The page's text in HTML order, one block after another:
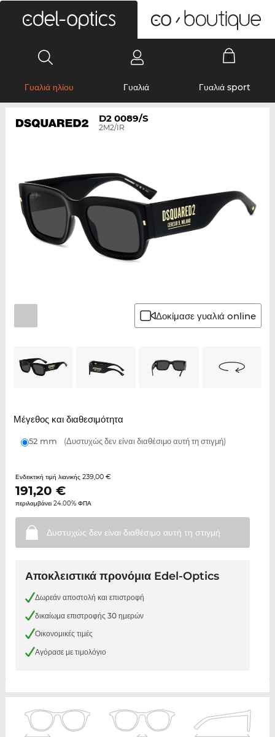
Γυαλιά ηλίου Γυαλιά Γυαλιά sport
D2 0089/S
2M2/IR
Δοκίμασε γυαλιά online
Μέγεθος και διαθεσιμότητα
52 mm (Δυστυχώς δεν είναι διαθέσιμο αυτή τη στιγμή)
Ενδεικτική τιμή λιανικής 239,00 €
191,20 €
περιλαμβάνει 24.00% ΦΠΑ
Δυστυχώς δεν είναι διαθέσιμο αυτή τη στιγμή
Αποκλειστικά προνόμια Edel-Optics
Δωρεάν αποστολή και επιστροφή
δικαίωμα επιστροφής 30 ημερών
Οικονομικές τιμές
Αγόρασε με τιμολόγιο